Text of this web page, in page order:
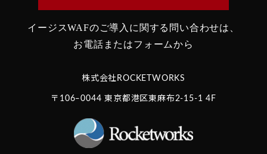
イージスWAFのご導入に関する問い合わせは、
お電話またはフォームから
株式会社ROCKETWORKS
〒106‒0044 東京都港区東麻布2-15-1 4F